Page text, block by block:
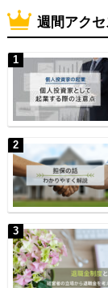
週間アク